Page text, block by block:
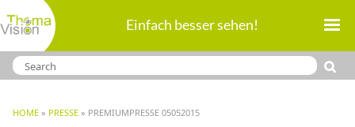
Direkt
zum
Inhalt
Einfach besser sehen!
HOME PRESSE PREMIUMPRESSE 05052015